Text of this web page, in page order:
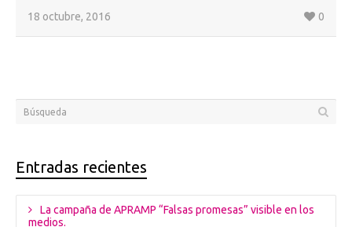
18 octubre, 2016 0
Entradas recientes
La campaña de APRAMP “Falsas promesas” visible en los
medios.